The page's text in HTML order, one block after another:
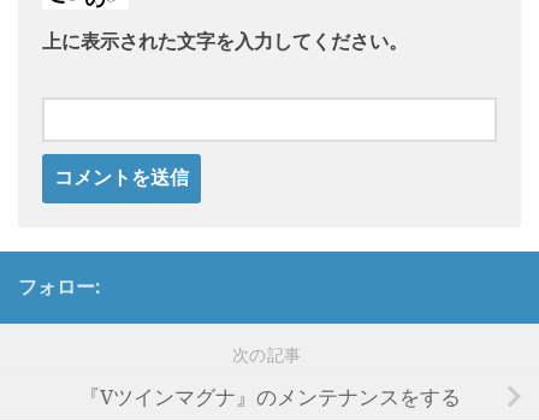
上に表示された文字を入力してください。
フォロー:
次の記事
『Vツインマグナ』のメンテナンスをする